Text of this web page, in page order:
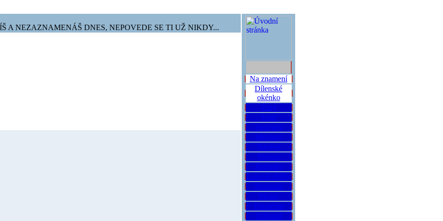
A NEZAZNAMENÁŠ DNES, NEPOVEDE SE TI UŽ NIKDY...
Na znamení
Dílenské
okénko
Vozy
Tratě
Vozovny
Měnírny
Návěsti
Provoz
Jízdenky
Lanové dráhy
Muzeum
Mosty
Fototéma
Odjinud